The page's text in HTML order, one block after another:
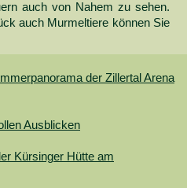
auch von Nahem zu sehen.
auch Murmeltiere können Sie
der Zillertal Arena
Ausblicken
Kürsinger Hütte am